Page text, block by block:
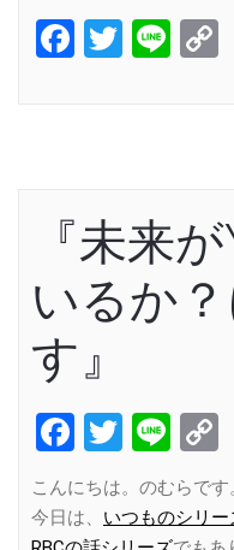
Facebook
Twitter
Line
『未来
いるか
す』
Facebook
Twitter
Line
こんにちは。のむらです
今日は、 いつものシリー